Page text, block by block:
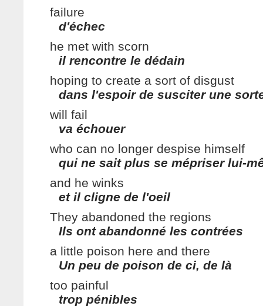
failure
d'échec
he met with scorn
il rencontre le dédain
hoping to create a sort of disgust
dans l'espoir de susciter une
will fail
va échouer
who can no longer despise himself
qui ne sait plus se mépriser lui-
and he winks
et il cligne de l'oeil
They abandoned the regions
Ils ont abandonné les contrées
a little poison here and there
Un peu de poison de ci, de là
too painful
trop pénibles